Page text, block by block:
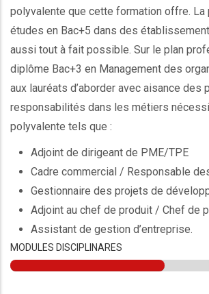
polyvalente que cette formation offre. La
études en Bac+5 dans des
aussi tout à fait possible. Sur le plan
diplôme Bac+3 en Management des
aux lauréats d’aborder avec aisance des
responsabilités dans les métiers
polyvalente tels que :
Adjoint de dirigeant de PME/TPE
Cadre commercial / Responsable
Gestionnaire des projets de
Adjoint au chef de produit / Chef de
Assistant de gestion d’entreprise.
MODULES DISCIPLINARES